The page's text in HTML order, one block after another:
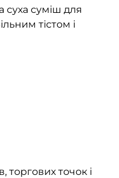
суха суміш для
тістом і
торгових точок і